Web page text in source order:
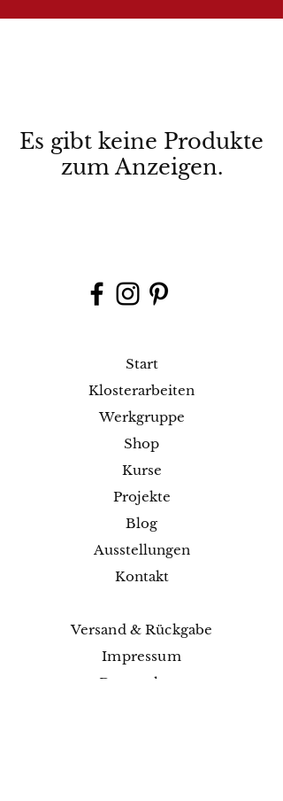
Es gibt keine Produkte
zum Anzeigen.
Start
Klosterarbeiten
Werkgruppe
Shop
Kurse
Projekte
Blog
Ausstellungen
Kontakt
Versand & Rückgabe
Impressum
Datenschutz